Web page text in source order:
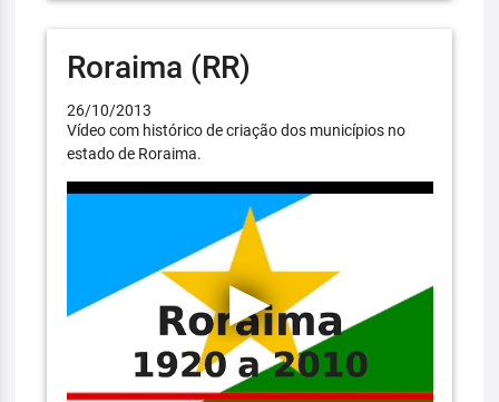
Roraima (RR)
26/10/2013
Vídeo com histórico de criação dos municípios no
estado de Roraima.